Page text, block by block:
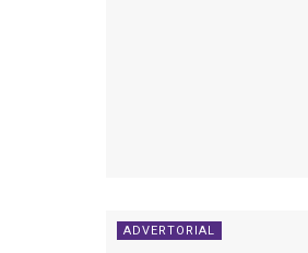
ADVERTORIAL